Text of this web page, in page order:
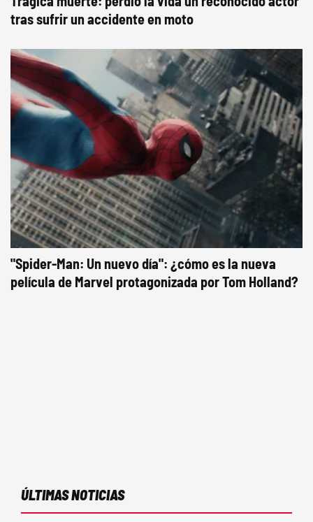
tras sufrir un accidente en moto
"Spider-Man: Un nuevo día": ¿cómo es la nueva
película de Marvel protagonizada por Tom Holland?
ÚLTIMAS NOTICIAS